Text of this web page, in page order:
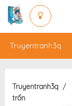
Truyentranh3q
Truyentranh3q
trốn